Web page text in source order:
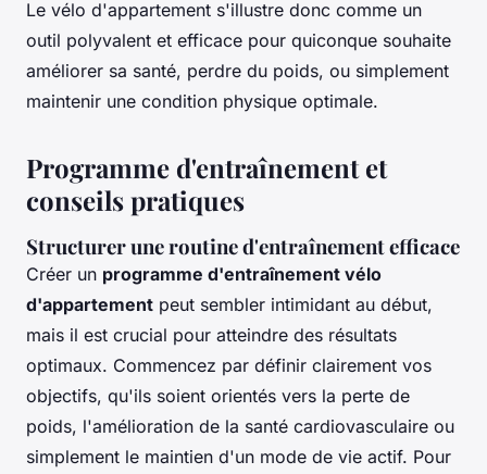
Le vélo d'appartement s'illustre donc comme un
outil polyvalent et efficace pour quiconque souhaite
améliorer sa santé, perdre du poids, ou simplement
maintenir une condition physique optimale.
Programme d'entraînement et
conseils pratiques
Structurer une routine d'entraînement efficace
Créer un programme d'entraînement vélo
d'appartement peut sembler intimidant au début,
mais il est crucial pour atteindre des résultats
optimaux. Commencez par définir clairement vos
objectifs, qu'ils soient orientés vers la perte de
poids, l'amélioration de la santé cardiovasculaire ou
simplement le maintien d'un mode de vie actif. Pour